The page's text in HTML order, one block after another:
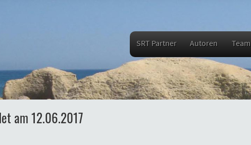
SRT Partner Autoren Team
am 12.06.2017